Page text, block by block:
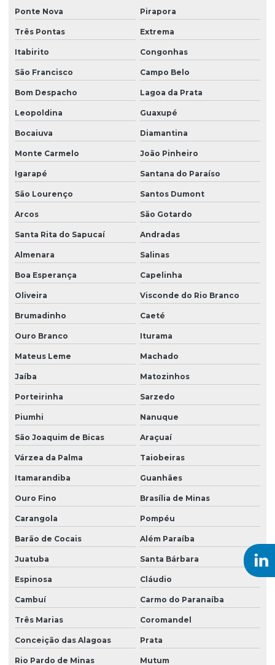
Relatório de investigação confirmatória
Remediação de águas subterrâneas
Remediação de áreas contaminadas
Remediação de áreas degradadas
Remediação de solo
Serviço de batimetria
Serviço de sondagem
Serviço de sondagem mista
Serviço de sondagem a percussão
Serviço de sondagem de solos
Serviço de topografia
Sistemas de remediação ambiental
Sondagem ambiental
Sondagem do tipo rotativa
Sondagem elétrica vertical
Sondagem eletrorresistividade
Sondagem empresas
Sondagem geoelétrica
Sondagem geofísica
Sondagem geológica
Sondagem mista
Sondagem a percussão lavagem
Sondagem a percussão com torque
Sondagem de reconhecimento do solo
Sondagem rotativa ensaio
Sondagem rotativa mista
Sondagem rotativa percussão
Sondagem rotativa em rocha
Ponte Nova Pirapora
Três Pontas Extrema
Itabirito Congonhas
São Francisco Campo Belo
Bom Despacho Lagoa da Prata
Leopoldina Guaxupé
Bocaiuva Diamantina
Monte Carmelo João Pinheiro
Igarapé Santana do Paraíso
São Lourenço Santos Dumont
Arcos São Gotardo
Santa Rita do Sapucaí Andradas
Almenara Salinas
Boa Esperança Capelinha
Oliveira Visconde do Rio Branco
Brumadinho Caeté
Ouro Branco Iturama
Mateus Leme Machado
Jaíba Matozinhos
Porteirinha Sarzedo
Piumhi Nanuque
São Joaquim de Bicas Araçuaí
Várzea da Palma Taiobeiras
Itamarandiba Guanhães
Ouro Fino Brasília de Minas
Carangola Pompéu
Barão de Cocais Além Paraíba
Juatuba Santa Bárbara
Espinosa Cláudio
Cambuí Carmo do Paranaíba
Três Marias Coromandel
Conceição das Alagoas Prata
Rio Pardo de Minas Mutum